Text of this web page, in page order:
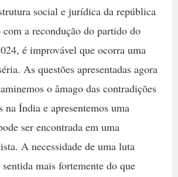
social e jurídica da república
a recondução do partido do
é improvável que ocorra uma
As questões apresentadas agora
o âmago das contradições
na Índia e apresentemos uma
ser encontrada em uma
A necessidade de uma luta
mais fortemente do que